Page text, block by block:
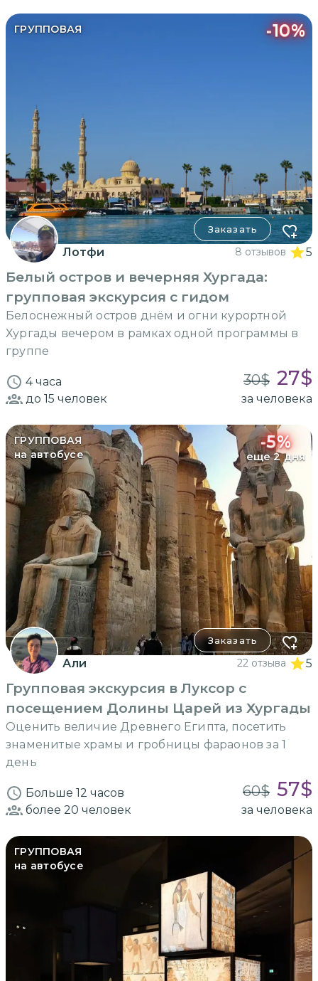
ГРУППОВАЯ -10%
Заказать
Лотфи 8 отзывов 5
Белый остров и вечерняя Хургада:
групповая экскурсия с гидом
Белоснежный остров днём и огни курортной
Хургады вечером в рамках одной программы в
группе
4 часа 30$ 27$
до 15 человек за человека
ГРУППОВАЯ
на автобусе
-5%
еще 2 дня
Заказать
Али 22 отзыва 5
Групповая экскурсия в Луксор с
посещением Долины Царей из Хургады
Оценить величие Древнего Египта, посетить
знаменитые храмы и гробницы фараонов за 1
день
Больше 12 часов 60$ 57$
более 20 человек за человека
ГРУППОВАЯ
на автобусе